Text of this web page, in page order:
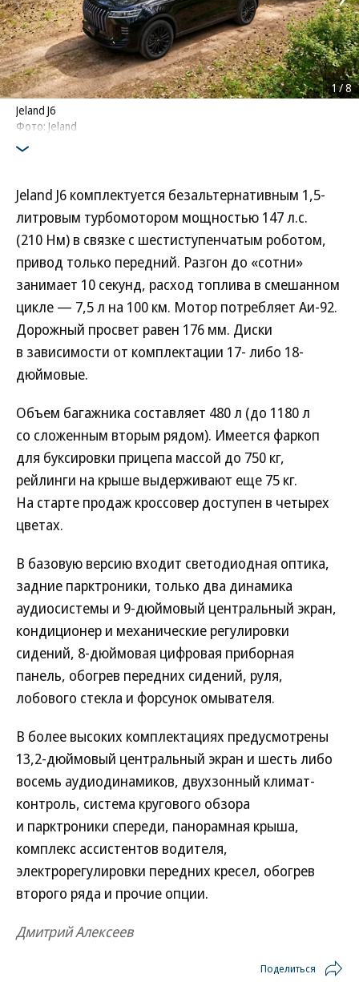
Jeland J6
Фото: Jeland
1/8
Jeland J6 комплектуется безальтернативным 1,5-
литровым турбомотором мощностью 147 л.с.
(210 Нм) в связке с шестиступенчатым роботом,
привод только передний. Разгон до «сотни»
занимает 10 секунд, расход топлива в смешанном
цикле — 7,5 л на 100 км. Мотор потребляет Аи-92.
Дорожный просвет равен 176 мм. Диски
в зависимости от комплектации 17- либо 18-
дюймовые.
Объем багажника составляет 480 л (до 1180 л
со сложенным вторым рядом). Имеется фаркоп
для буксировки прицепа массой до 750 кг,
рейлинги на крыше выдерживают еще 75 кг.
На старте продаж кроссовер доступен в четырех
цветах.
В базовую версию входит светодиодная оптика,
задние парктроники, только два динамика
аудиосистемы и 9-дюймовый центральный экран,
кондиционер и механические регулировки
сидений, 8-дюймовая цифровая приборная
панель, обогрев передних сидений, руля,
лобового стекла и форсунок омывателя.
В более высоких комплектациях предусмотрены
13,2-дюймовый центральный экран и шесть либо
восемь аудиодинамиков, двухзонный климат-
контроль, система кругового обзора
и парктроники спереди, панорамная крыша,
комплекс ассистентов водителя,
электрорегулировки передних кресел, обогрев
второго ряда и прочие опции.
Дмитрий Алексеев
Поделиться